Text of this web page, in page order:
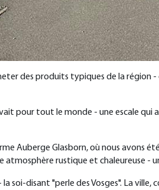
des produits typiques de la région
pour tout le monde - une escale
Auberge Glasborn, où nous avons
rustique et chaleureuse -
soi-disant "perle des Vosges". La